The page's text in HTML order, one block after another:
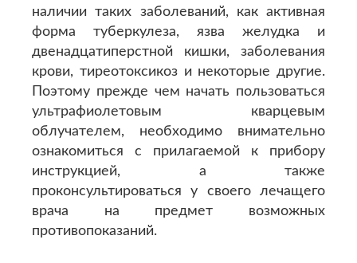
наличии таких заболеваний, как активная
форма туберкулеза, язва желудка и
двенадцатиперстной кишки, заболевания
крови, тиреотоксикоз и некоторые другие.
Поэтому прежде чем начать пользоваться
ультрафиолетовым кварцевым
облучателем, необходимо внимательно
ознакомиться с прилагаемой к прибору
инструкцией, а также
проконсультироваться у своего лечащего
врача на предмет возможных
противопоказаний.